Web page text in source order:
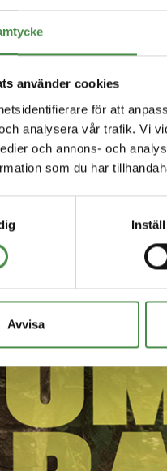
använder cookies
för att
analysera vår trafik. Vi
och annons- och
som du har
Avvisa
mäta men